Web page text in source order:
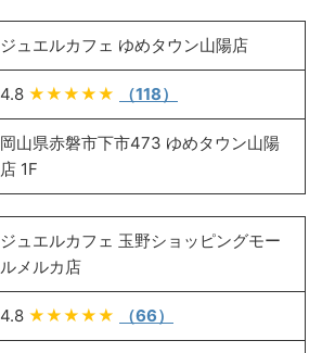
ジュエルカフェ ゆめタウン山陽店
4.8 ★★★★★ （118）
岡山県赤磐市下市473 ゆめタウン山陽
店 1F
ジュエルカフェ 玉野ショッピングモー
ルメルカ店
4.8 ★★★★★ （66）